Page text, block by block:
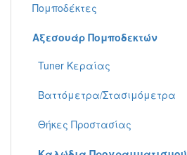
Πομποδέκτες
Αξεσουάρ Πομποδεκτών
Tuner Κεραίας
Βαττόμετρα/Στασιμόμετρα
Θήκες Προστασίας